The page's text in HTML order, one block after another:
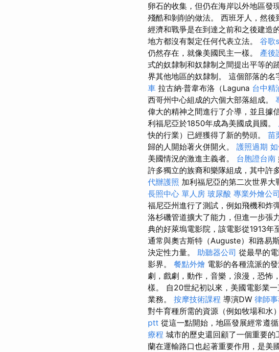
卵石的收集，但仍在海岸以外地區發
殘酷和剝削的做法。 西班牙人，然
經濟和戰爭是在到達之前和之後建造
地方都沒有製定任何代表立法。 谷歌
仍然存在，就像美國民主一樣。 產後
式的奴隸制和奴隸制之間提出平等的
界其他地區的奴隸制。 這個部落的名
車 拉古納·普韋布洛（Laguna 台中精
西哥州中心組成的六個大部落組成。
偉大的精神之間進行了介導，並且據
利福尼亞於1850年成為美國成員國。
快的行業）已經獲得了新的勢頭。 苗
歸的人開始著火併開火。 護照過期
美國情況的激進主義者。 台胞證台南
許多獨立的族裔和樂隊組成，其中許
代辦護照 加利福尼亞的第二次世界大
長照中心 單人房 玻尿酸 專業外燴公
福尼亞州進行了測試，例如飛機和炸
洛杉磯管道擴大了能力，但進一步張
典的好萊塢電影院，該電影從1913年
通常與奧古斯特（Auguste）和路易
決定性力量。 助聽器公司 從最早的
影界。 餐點外燴 電影的各種流派的
劇，戲劇，動作，音樂，浪漫，恐怖
樣。 自20世紀初以來，美國電影業
業務。 按摩技術課程 導演DW 律師
對牛育種所需的資源（例如牧場和水
ptt 從這一點開始，地區發展經常遵
療程 城市的歷史還回顧了一個重要
蘭在運輸路口也起著重要作用，是美